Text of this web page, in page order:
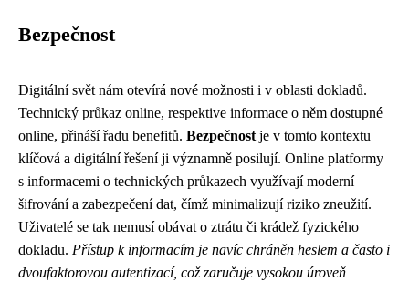
Bezpečnost
Digitální svět nám otevírá nové možnosti i v oblasti dokladů.
Technický průkaz online, respektive informace o něm dostupné
online, přináší řadu benefitů. Bezpečnost je v tomto kontextu
klíčová a digitální řešení ji významně posilují. Online platformy
s informacemi o technických průkazech využívají moderní
šifrování a zabezpečení dat, čímž minimalizují riziko zneužití.
Uživatelé se tak nemusí obávat o ztrátu či krádež fyzického
dokladu. Přístup k informacím je navíc chráněn heslem a často i
dvoufaktorovou autentizací, což zaručuje vysokou úroveň